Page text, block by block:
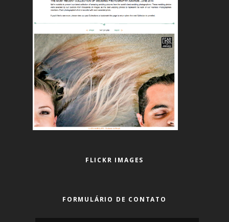
FLICKR IMAGES
FORMULÁRIO DE CONTATO